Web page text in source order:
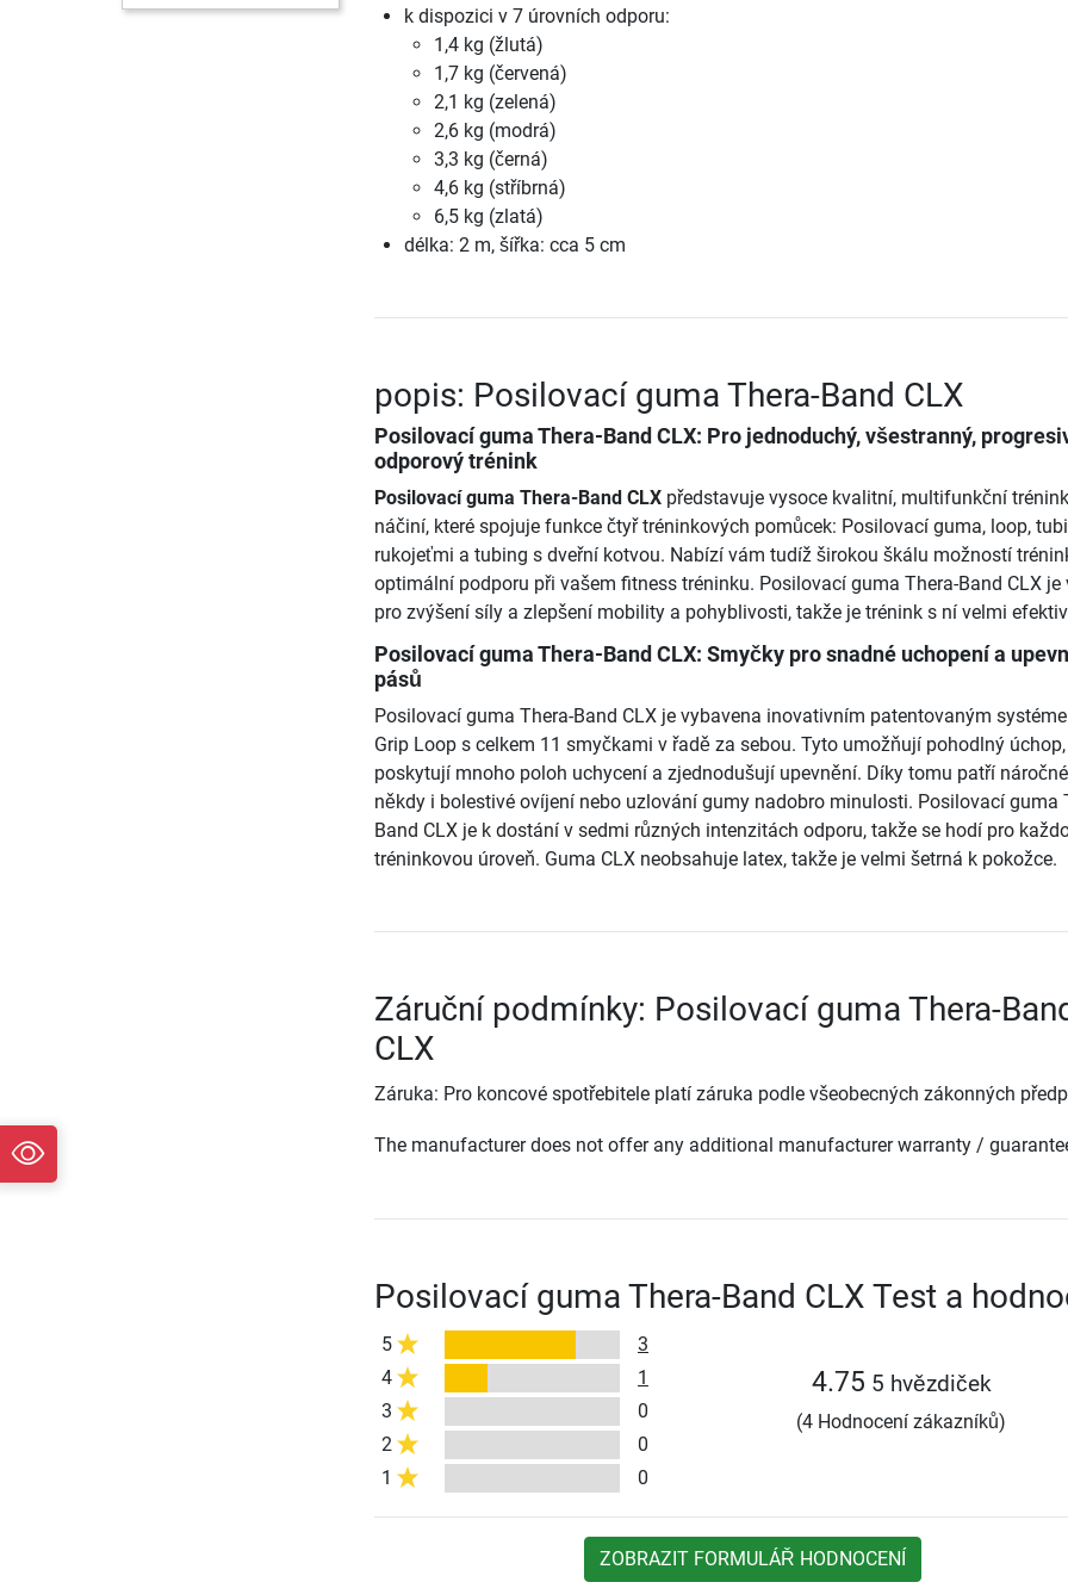
k dispozici v 7 úrovních odporu:
1,4 kg (žlutá)
1,7 kg (červená)
2,1 kg (zelená)
2,6 kg (modrá)
3,3 kg (černá)
4,6 kg (stříbrná)
6,5 kg (zlatá)
délka: 2 m, šířka: cca 5 cm
popis: Posilovací guma Thera-Band CLX
Posilovací guma Thera-Band CLX: Pro jednoduchý, všestranný,
odporový trénink
Posilovací guma Thera-Band CLXpředstavuje vysoce kvalitní, multifunkční
náčiní, které spojuje funkce čtyř tréninkových pomůcek: Posilovací guma, loop,
rukojeťmi a tubing s dveřní kotvou. Nabízí vám tudíž širokou škálu možností
optimální podporu při vašem fitness tréninku. Posilovací guma Thera-Band CLX je
pro zvýšení síly a zlepšení mobility a pohyblivosti, takže je trénink s ní velmi
Posilovací guma Thera-Band CLX: Smyčky pro snadné uchopení a
pásů
Posilovací guma Thera-Band CLX je vybavena inovativním patentovaným
Grip Loop s celkem 11 smyčkami v řadě za sebou. Tyto umožňují pohodlný úchop,
poskytují mnoho poloh uchycení a zjednodušují upevnění. Díky tomu patří
někdy i bolestivé ovíjení nebo uzlování gumy nadobro minulosti. Posilovací guma
Band CLX je k dostání v sedmi různých intenzitách odporu, takže se hodí pro
tréninkovou úroveň. Guma CLX neobsahuje latex, takže je velmi šetrná k pokožce.
Záruční podmínky: Posilovací guma Thera-
CLX
Záruka: Pro koncové spotřebitele platí záruka podle všeobecných zákonných
The manufacturer does not offer any additional manufacturer warranty /
Posilovací guma Thera-Band CLX Test a
5
3
4
1
3
0
2
0
1
0
4.75 5 hvězdiček
(4 Hodnocení zákazníků)
ZOBRAZIT FORMULÁŘ HODNOCENÍ